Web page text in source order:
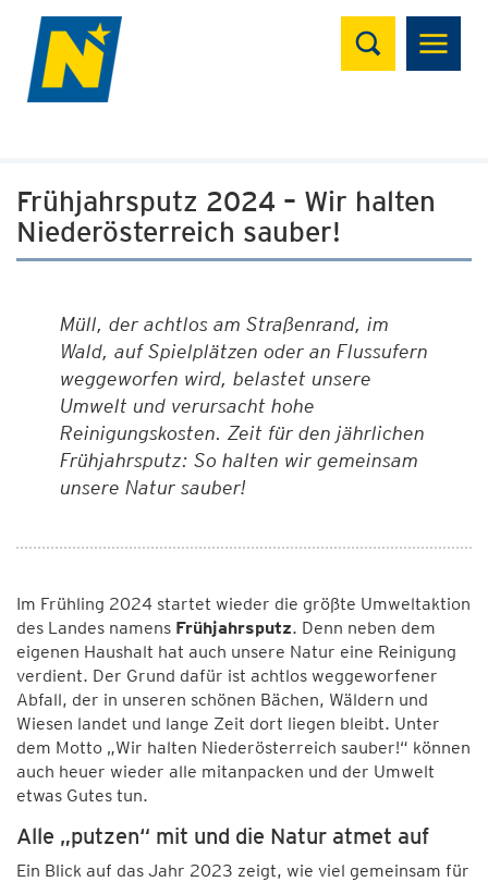
Suchen
Frühjahrsputz 2024 – Wir halten
Niederösterreich sauber!
Müll, der achtlos am Straßenrand, im
Wald, auf Spielplätzen oder an Flussufern
weggeworfen wird, belastet unsere
Umwelt und verursacht hohe
Reinigungskosten. Zeit für den jährlichen
Frühjahrsputz: So halten wir gemeinsam
unsere Natur sauber!
Im Frühling 2024 startet wieder die größte Umweltaktion
des Landes namens Frühjahrsputz. Denn neben dem
eigenen Haushalt hat auch unsere Natur eine Reinigung
verdient. Der Grund dafür ist achtlos weggeworfener
Abfall, der in unseren schönen Bächen, Wäldern und
Wiesen landet und lange Zeit dort liegen bleibt. Unter
dem Motto „Wir halten Niederösterreich sauber!“ können
auch heuer wieder alle mitanpacken und der Umwelt
etwas Gutes tun.
Alle „putzen“ mit und die Natur atmet auf
Ein Blick auf das Jahr 2023 zeigt, wie viel gemeinsam für